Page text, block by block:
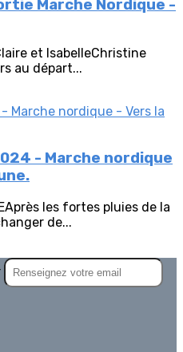
Marche Nordique -
et IsabelleChristine
au départ...
- Marche nordique
les fortes pluies de la
de...